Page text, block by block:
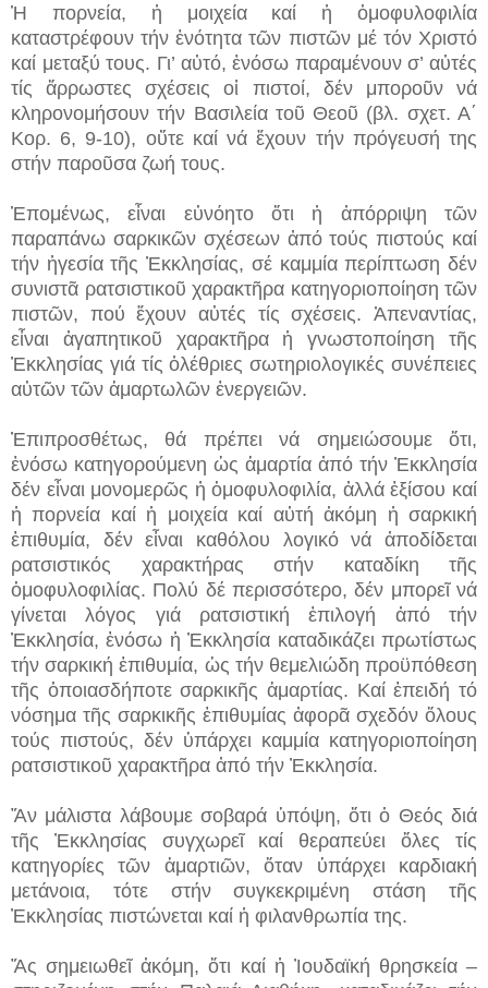
Ἡ πορνεία, ἡ μοιχεία καί ἡ ὁμοφυλοφιλία
καταστρέφουν τήν ἑνότητα τῶν πιστῶν μέ τόν Χριστό
καί μεταξύ τους. Γι’ αὐτό, ἐνόσω παραμένουν σ’ αὐτές
τίς ἄρρωστες σχέσεις οἱ πιστοί, δέν μποροῦν νά
κληρονομήσουν τήν Βασιλεία τοῦ Θεοῦ (βλ. σχετ. Α΄
Κορ. 6, 9-10), οὔτε καί νά ἔχουν τήν πρόγευσή της
στήν παροῦσα ζωή τους.
Ἑπομένως, εἶναι εὐνόητο ὅτι ἡ ἀπόρριψη τῶν
παραπάνω σαρκικῶν σχέσεων ἀπό τούς πιστούς καί
τήν ἡγεσία τῆς Ἐκκλησίας, σέ καμμία περίπτωση δέν
συνιστᾶ ρατσιστικοῦ χαρακτῆρα κατηγοριοποίηση τῶν
πιστῶν, πού ἔχουν αὐτές τίς σχέσεις. Ἀπεναντίας,
εἶναι ἀγαπητικοῦ χαρακτῆρα ἡ γνωστοποίηση τῆς
Ἐκκλησίας γιά τίς ὀλέθριες σωτηριολογικές συνέπειες
αὐτῶν τῶν ἁμαρτωλῶν ἐνεργειῶν.
Ἐπιπροσθέτως, θά πρέπει νά σημειώσουμε ὅτι,
ἐνόσω κατηγορούμενη ὡς ἁμαρτία ἀπό τήν Ἐκκλησία
δέν εἶναι μονομερῶς ἡ ὁμοφυλοφιλία, ἀλλά ἐξίσου καί
ἡ πορνεία καί ἡ μοιχεία καί αὐτή ἀκόμη ἡ σαρκική
ἐπιθυμία, δέν εἶναι καθόλου λογικό νά ἀποδίδεται
ρατσιστικός χαρακτήρας στήν καταδίκη τῆς
ὁμοφυλοφιλίας. Πολύ δέ περισσότερο, δέν μπορεῖ νά
γίνεται λόγος γιά ρατσιστική ἐπιλογή ἀπό τήν
Ἐκκλησία, ἐνόσω ἡ Ἐκκλησία καταδικάζει πρωτίστως
τήν σαρκική ἐπιθυμία, ὡς τήν θεμελιώδη προϋπόθεση
τῆς ὁποιασδήποτε σαρκικῆς ἁμαρτίας. Καί ἐπειδή τό
νόσημα τῆς σαρκικῆς ἐπιθυμίας ἀφορᾶ σχεδόν ὅλους
τούς πιστούς, δέν ὑπάρχει καμμία κατηγοριοποίηση
ρατσιστικοῦ χαρακτῆρα ἀπό τήν Ἐκκλησία.
Ἄν μάλιστα λάβουμε σοβαρά ὑπόψη, ὅτι ὁ Θεός διά
τῆς Ἐκκλησίας συγχωρεῖ καί θεραπεύει ὅλες τίς
κατηγορίες τῶν ἁμαρτιῶν, ὅταν ὑπάρχει καρδιακή
μετάνοια, τότε στήν συγκεκριμένη στάση τῆς
Ἐκκλησίας πιστώνεται καί ἡ φιλανθρωπία της.
Ἄς σημειωθεῖ ἀκόμη, ὅτι καί ἡ Ἰουδαϊκή θρησκεία –